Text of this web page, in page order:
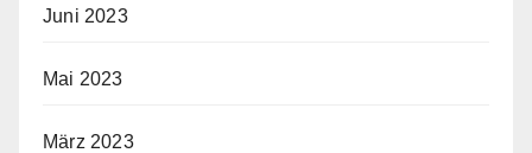
Juni 2023
Mai 2023
März 2023